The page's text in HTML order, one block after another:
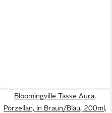
Bloomingville Tasse Aura,
Porzellan, in Braun/Blau, 200ml,